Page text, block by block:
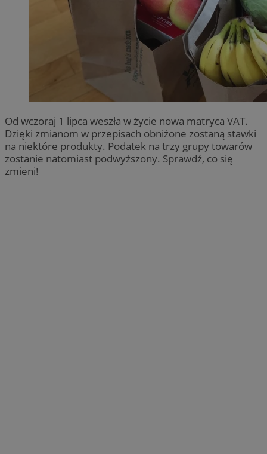
Od wczoraj 1 lipca weszła w życie nowa matryca VAT.
Dzięki zmianom w przepisach obniżone zostaną stawki
na niektóre produkty. Podatek na trzy grupy towarów
zostanie natomiast podwyższony. Sprawdź, co się
zmieni!